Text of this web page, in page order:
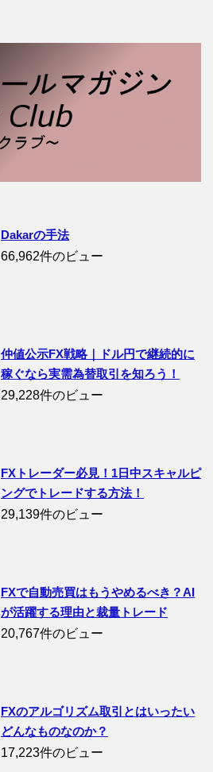
Dakarの手法
66,962件のビュー
仲値公示FX戦略｜ドル円で継続的に
稼ぐなら実需為替取引を知ろう！
29,228件のビュー
FXトレーダー必見！1日中スキャルピ
ングでトレードする方法！
29,139件のビュー
FXで自動売買はもうやめるべき？AI
が活躍する理由と裁量トレード
20,767件のビュー
FXのアルゴリズム取引とはいったい
どんなものなのか？
17,223件のビュー